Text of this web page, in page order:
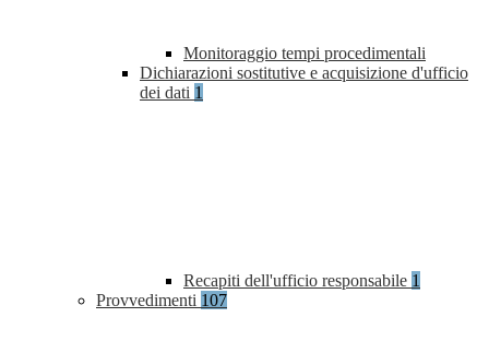
Monitoraggio tempi procedimentali
Dichiarazioni sostitutive e acquisizione d'ufficio
dei dati 1
Recapiti dell'ufficio responsabile 1
Provvedimenti 107